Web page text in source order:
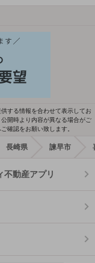
する情報を合わせて表示してお
開時より内容が異なる場合がご
確認をお願い致します。
長崎県 諫早市
不動産アプリ